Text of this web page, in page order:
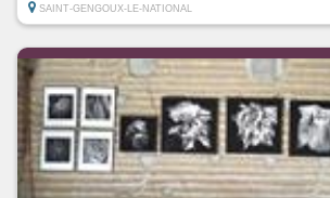
SAINT-GENGOUX-LE-NATIONAL